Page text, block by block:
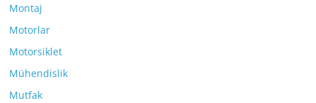
Montaj
Motorlar
Motorsiklet
Mühendislik
Mutfak